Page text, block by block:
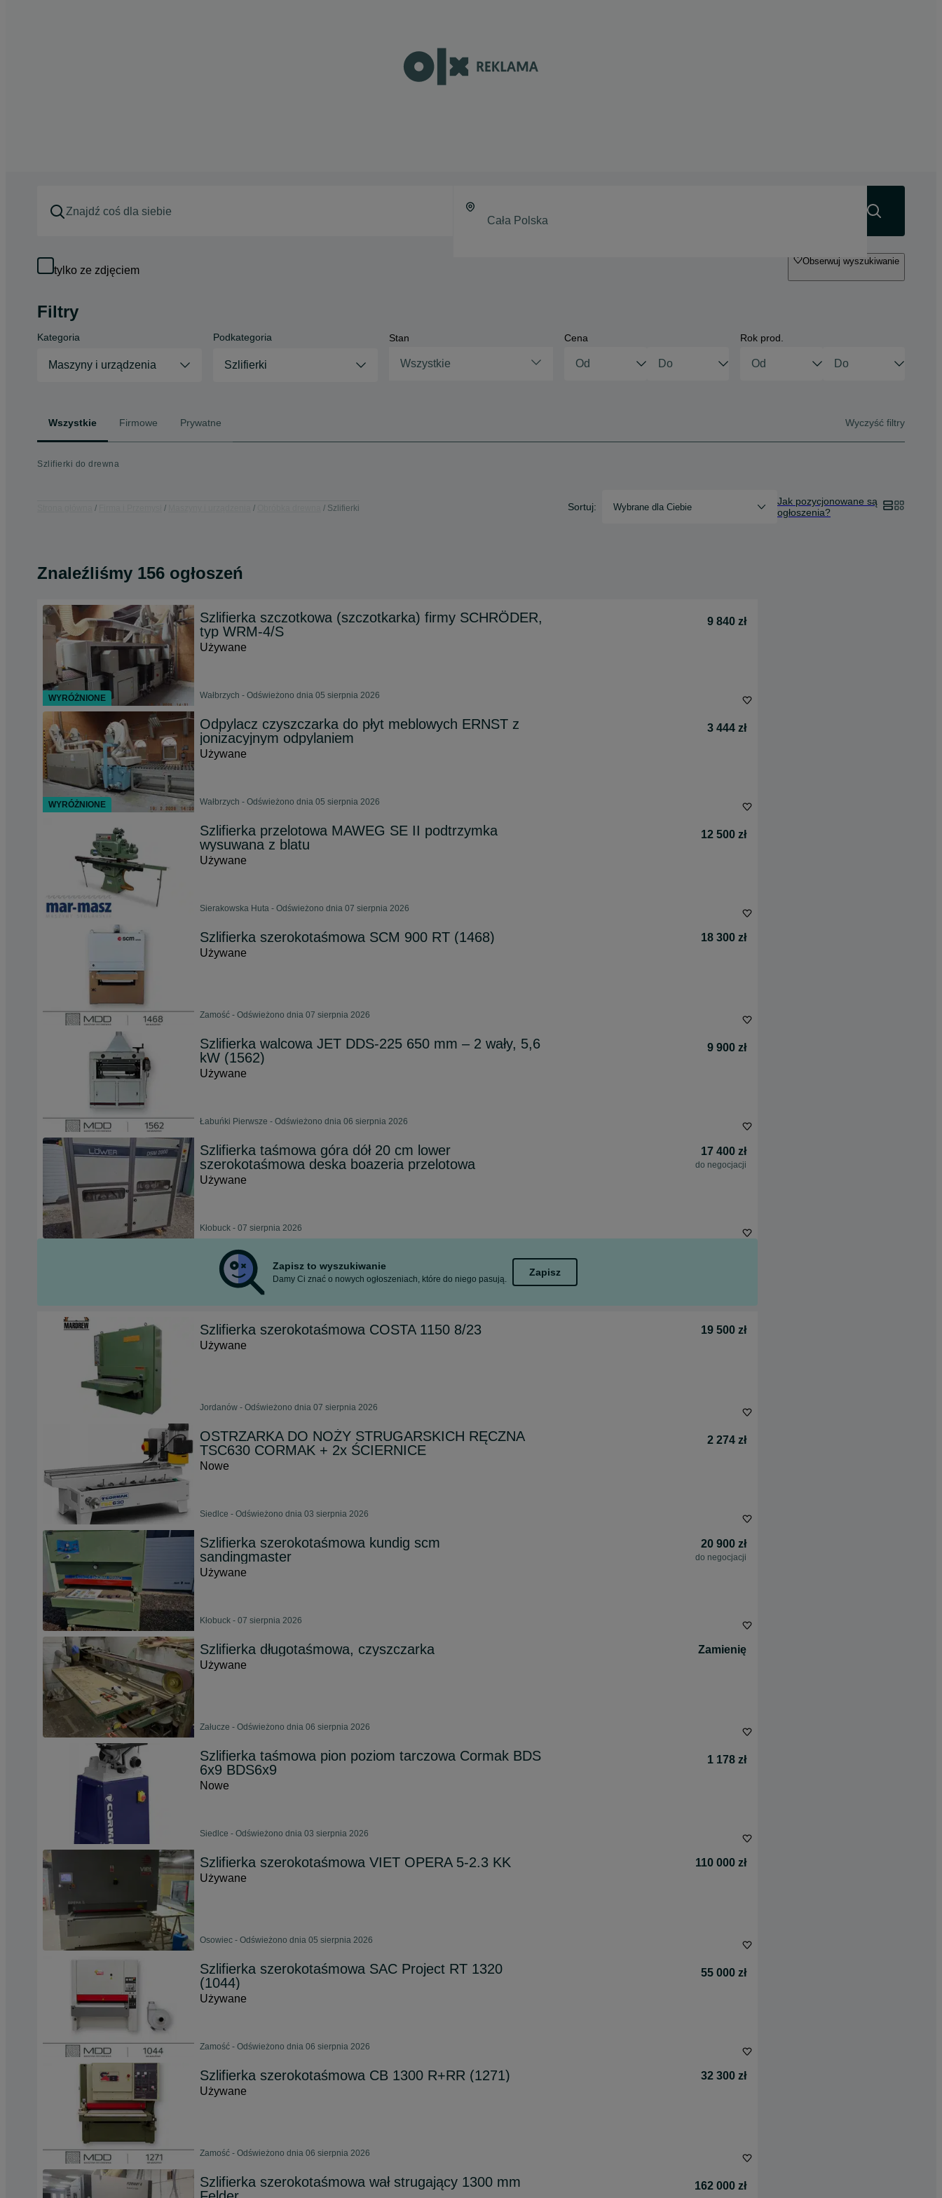
tylko ze zdjęciem
Obserwuj wyszukiwanie
Filtry
Kategoria
Maszyny i urządzenia
Podkategoria
Szlifierki
Stan
Wszystkie
Cena Rok prod.
Wszystkie Firmowe Prywatne Wyczyść filtry
Szlifierki do drewna
Szlifierki Sortuj: Wybrane dla Ciebie
Jak pozycjonowane są
ogłoszenia?
Znaleźliśmy 156 ogłoszeń
Szlifierka szczotkowa (szczotkarka) firmy SCHRÖDER,
typ WRM-4/S
9 840 zł
Używane
Wałbrzych - Odświeżono dnia 05 sierpnia 2026
Odpylacz czyszczarka do płyt meblowych ERNST z
jonizacyjnym odpylaniem
3 444 zł
Używane
Wałbrzych - Odświeżono dnia 05 sierpnia 2026
Szlifierka przelotowa MAWEG SE II podtrzymka
wysuwana z blatu
12 500 zł
Używane
Sierakowska Huta - Odświeżono dnia 07 sierpnia 2026
Szlifierka szerokotaśmowa SCM 900 RT (1468)
18 300 zł
Używane
Zamość - Odświeżono dnia 07 sierpnia 2026
Szlifierka walcowa JET DDS-225 650 mm – 2 wały, 5,6
kW (1562)
9 900 zł
Używane
Łabuńki Pierwsze - Odświeżono dnia 06 sierpnia 2026
Szlifierka taśmowa góra dół 20 cm lower
szerokotaśmowa deska boazeria przelotowa
17 400 zł
do negocjacji
Używane
Kłobuck - 07 sierpnia 2026
Zapisz to wyszukiwanie
Damy Ci znać o nowych ogłoszeniach, które do niego pasują.
Zapisz
Szlifierka szerokotaśmowa COSTA 1150 8/23
19 500 zł
Używane
Jordanów - Odświeżono dnia 07 sierpnia 2026
OSTRZARKA DO NOŻY STRUGARSKICH RĘCZNA
TSC630 CORMAK + 2x ŚCIERNICE
2 274 zł
Nowe
Siedlce - Odświeżono dnia 03 sierpnia 2026
Szlifierka szerokotaśmowa kundig scm
sandingmaster
20 900 zł
do negocjacji
Używane
Kłobuck - 07 sierpnia 2026
Szlifierka długotaśmowa, czyszczarka
Zamienię
Używane
Załucze - Odświeżono dnia 06 sierpnia 2026
Szlifierka taśmowa pion poziom tarczowa Cormak BDS
6x9 BDS6x9
1 178 zł
Nowe
Siedlce - Odświeżono dnia 03 sierpnia 2026
Szlifierka szerokotaśmowa VIET OPERA 5-2.3 KK
110 000 zł
Używane
Osowiec - Odświeżono dnia 05 sierpnia 2026
Szlifierka szerokotaśmowa SAC Project RT 1320
(1044)
55 000 zł
Używane
Zamość - Odświeżono dnia 06 sierpnia 2026
Szlifierka szerokotaśmowa CB 1300 R+RR (1271)
32 300 zł
Używane
Zamość - Odświeżono dnia 06 sierpnia 2026
Szlifierka szerokotaśmowa wał strugający 1300 mm
162 000 zł
WYRÓŻNIONE
WYRÓŻNIONE